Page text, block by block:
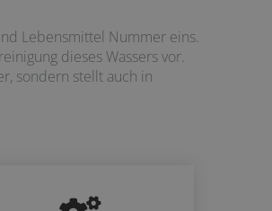
Lebensmittel Nummer eins.
dieses Wassers vor.
sondern stellt auch in